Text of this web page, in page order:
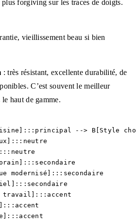
plus forgiving sur les traces de doigts.
vieillissement beau si bien
: très résistant, excellente durabilité, de
C’est souvent le meilleur
haut de gamme.
--> B[Style
modernisé]:::secondaire